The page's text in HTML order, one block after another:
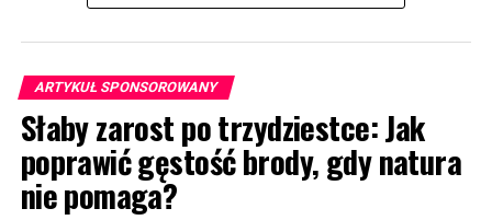
ARTYKUŁ SPONSOROWANY
Słaby zarost po trzydziestce: Jak
poprawić gęstość brody, gdy natura
nie pomaga?